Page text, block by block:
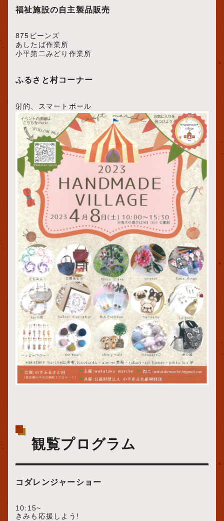
福祉施設の自主製品販売
875ビーンズ
あしたば作業所
小平第二みどり作業所
ふるさと村コーナー
射的、スマートボール
観覧プログラム
コダレンジャーショー
10:15~
きみも応援しよう!